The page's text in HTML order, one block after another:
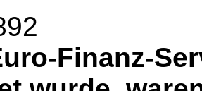
Finanz-